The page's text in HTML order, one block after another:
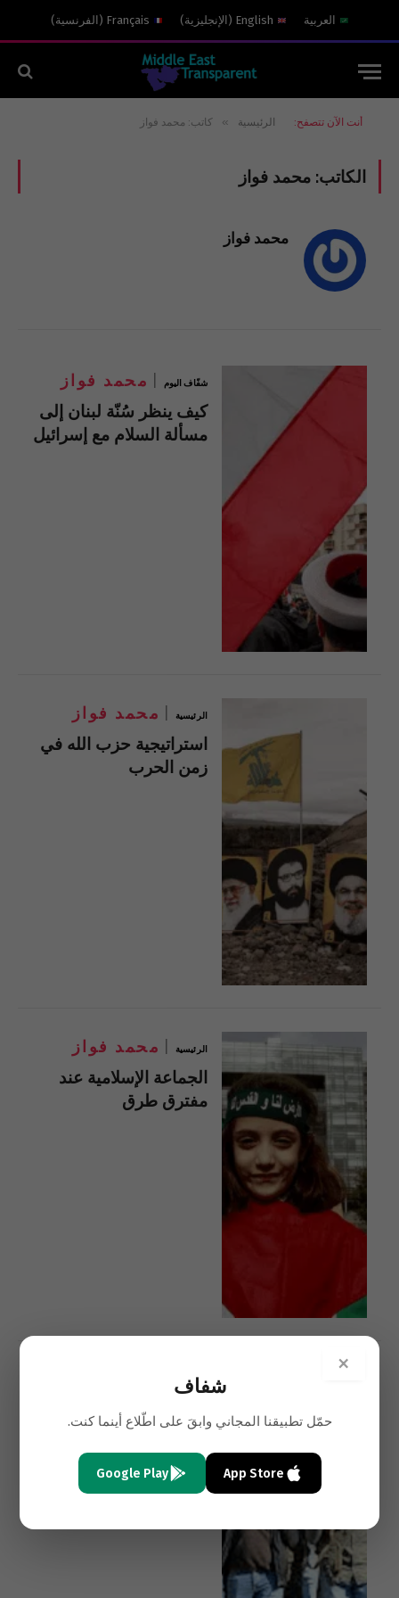
العربية English
( الإنجليزية)
Français
( الفرنسية)
أنت الآن تتصفح: الرئيسية » كاتب: محمد فواز
الكاتب: محمد فواز
محمد فواز
شفّاف اليوم محمد فواز
كيف ينظر سُنّة لبنان إلى
مسألة السلام مع إسرائيل
الرئيسية محمد فواز
استراتيجية حزب الله في
زمن الحرب
الرئيسية محمد فواز
الجماعة الإسلامية عند
مفترق طرق
منبر الشفّاف
قضيتنا في غزة
×
شفاف
حمّل تطبيقنا المجاني وابقَ على اطّلاع أينما كنت.
App Store
Google Play